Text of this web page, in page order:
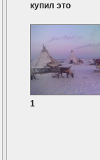
купил это
1